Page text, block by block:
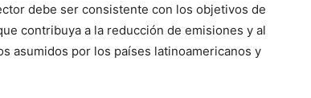
debe ser consistente con los objetivos de
contribuya a la reducción de emisiones y al
asumidos por los países latinoamericanos y